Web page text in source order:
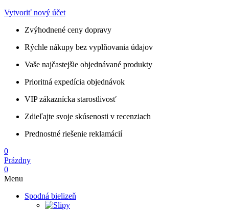
Vytvoriť nový účet
Zvýhodnené ceny dopravy
Rýchle nákupy bez vyplňovania údajov
Vaše najčastejšie objednávané produkty
Prioritná expedícia objednávok
VIP zákaznícka starostlivosť
Zdieľajte svoje skúsenosti v recenziach
Prednostné riešenie reklamácií
0
Prázdny
0
Menu
Spodná bielizeň